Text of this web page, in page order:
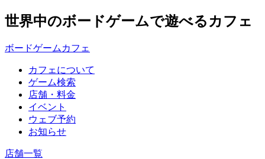
世界中のボードゲームで遊べるカフェ
ボードゲームカフェ
カフェについて
ゲーム検索
店舗・料金
イベント
ウェブ予約
お知らせ
店舗一覧